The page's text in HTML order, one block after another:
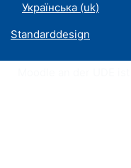
Українська ‎(uk)‎
Standarddesign